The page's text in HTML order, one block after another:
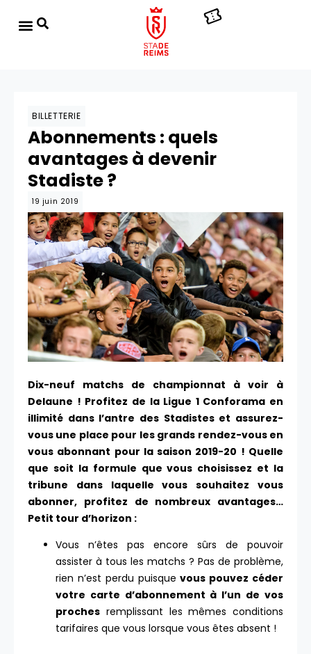
BILLETTERIE
Abonnements : quels
avantages à devenir
Stadiste ?
19 juin 2019
Dix-neuf matchs de championnat à voir à
Delaune ! Profitez de la Ligue 1 Conforama en
illimité dans l’antre des Stadistes et assurez-
vous une place pour les grands rendez-vous en
vous abonnant pour la saison 2019-20 ! Quelle
que soit la formule que vous choisissez et la
tribune dans laquelle vous souhaitez vous
abonner, profitez de nombreux avantages…
Petit tour d’horizon :
Vous n’êtes pas encore sûrs de pouvoir
assister à tous les matchs ? Pas de problème,
rien n’est perdu puisquevous pouvez céder
votre carte d’abonnement à l’un de vos
proches remplissant les mêmes conditions
tarifaires que vous lorsque vous êtes absent !